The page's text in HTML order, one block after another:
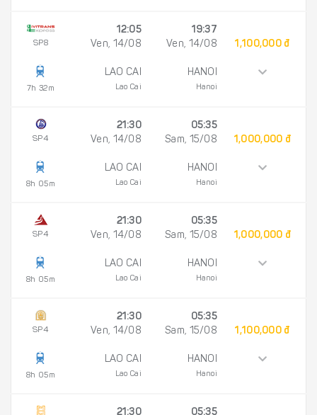
SP8
7h 32m
12:05
Ven, 14/08
LAO CAI
Lao Cai
19:37
Ven, 14/08
HANOI
Hanoi
1,100,000 đ
SP4
8h 05m
21:30
Ven, 14/08
LAO CAI
Lao Cai
05:35
Sam, 15/08
HANOI
Hanoi
1,000,000 đ
SP4
8h 05m
21:30
Ven, 14/08
LAO CAI
Lao Cai
05:35
Sam, 15/08
HANOI
Hanoi
1,000,000 đ
SP4
8h 05m
21:30
Ven, 14/08
LAO CAI
Lao Cai
05:35
Sam, 15/08
HANOI
Hanoi
1,100,000 đ
21:30 05:35